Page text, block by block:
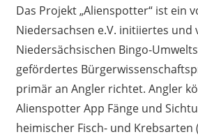
Das Projekt „Alienspotter“ ist ein
Niedersachsen e.V. initiiertes und
Niedersächsischen Bingo-
gefördertes
primär an Angler richtet. Angler
Alienspotter App Fänge und
heimischer Fisch- und Krebsarten